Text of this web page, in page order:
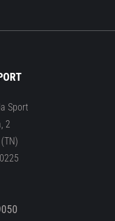
Sport
2